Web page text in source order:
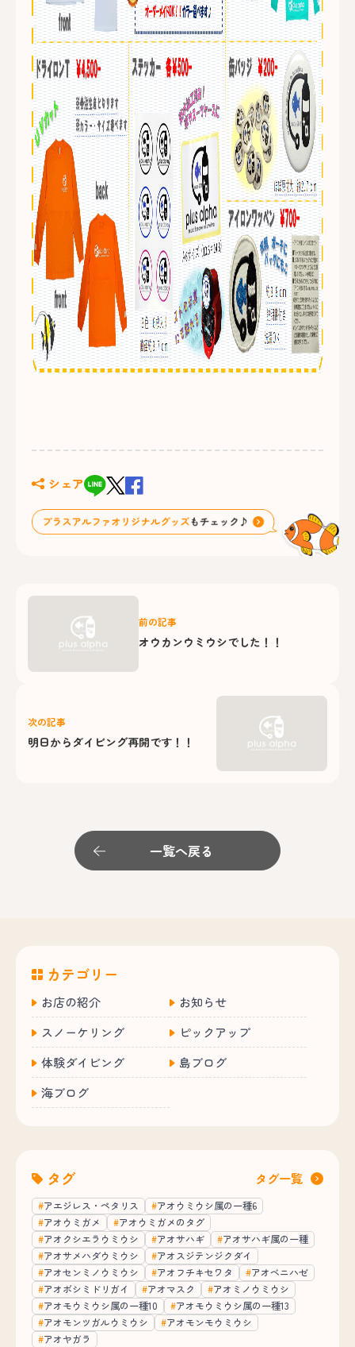
シェア
前の記事
オウカンウミウシでした！！
次の記事
明日からダイビング再開です！！
一覧へ戻る
カテゴリー
お店の紹介
お知らせ
スノーケリング
ピックアップ
体験ダイビング
島ブログ
海ブログ
タグ タグ一覧
アエジレス・ペタリス
アオウミウシ属の一種6
アオウミガメ
アオウミガメのタグ
アオクシエラウミウシ
アオサハギ
アオサハギ属の一種
アオサメハダウミウシ
アオスジテンジクダイ
アオセンミノウミウシ
アオフチキセワタ
アオベニハゼ
アオボシミドリガイ
アオマスク
アオミノウミウシ
アオモウミウシ属の一種10
アオモウミウシ属の一種13
アオモンツガルウミウシ
アオモンモウミウシ
アオヤガラ